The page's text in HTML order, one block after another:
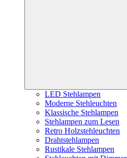
LED Stehlampen
Moderne Stehleuchten
Klassische Stehlampen
Stehlampen zum Lesen
Retro Holzstehleuchten
Drahtstehlampen
Rustikale Stehlampen